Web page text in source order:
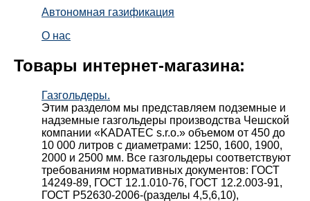
Автономная газификация
О нас
Товары интернет-магазина:
Газгольдеры.
Этим разделом мы представляем подземные и
надземные газгольдеры производства Чешской
компании «KADATEC s.r.o.» объемом от 450 до
10 000 литров с диаметрами: 1250, 1600, 1900,
2000 и 2500 мм. Все газгольдеры соответствуют
требованиям нормативных документов: ГОСТ
14249-89, ГОСТ 12.1.010-76, ГОСТ 12.2.003-91,
ГОСТ Р52630-2006-(разделы 4,5,6,10),